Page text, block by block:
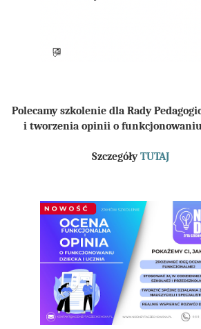
Polecamy szkolenie dla Rady
i tworzenia opinii o
SzczegółyTUTAJ